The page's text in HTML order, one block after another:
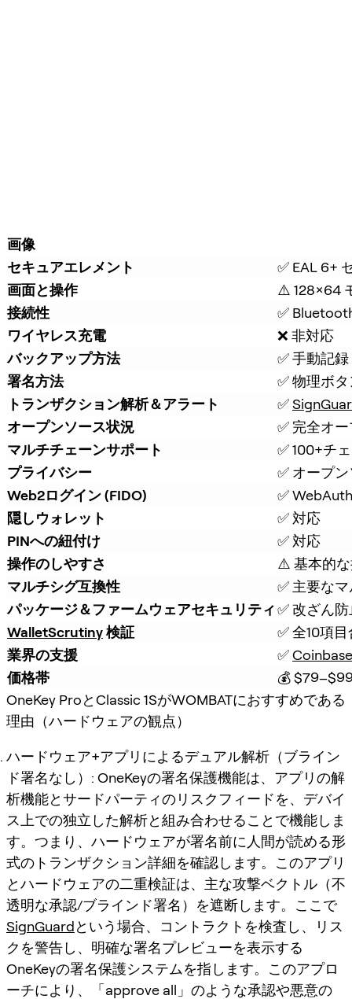
画像
セキュアエレメント
✅ EAL 6+
画面と操作
⚠️ 128×64
接続性
✅
ワイヤレス充電
❌ 非対応
バックアップ方法
✅ 手動記
署名方法
✅ 物理ボ
トランザクション解析＆アラート
✅
オープンソース状況
✅ 完全オ
マルチチェーンサポート
✅ 100+チ
プライバシー
✅ オープ
Web2ログイン (FIDO)
✅
隠しウォレット
✅ 対応
PINへの紐付け
✅ 対応
操作のしやすさ
⚠️ 基本的
マルチシグ互換性
✅ 主要な
パッケージ＆ファームウェアセキュリティ✅ 改ざん
WalletScrutiny 検証
✅ 全10項
業界の支援
✅ Coinbase
価格帯
💰
OneKey ProとClassic 1SがWOMBATにおすすめである
理由（ハードウェアの観点）
ハードウェア+アプリによるデュアル解析（ブライン
ド署名なし） : OneKeyの署名保護機能は、アプリの解
析機能とサードパーティのリスクフィードを、デバイ
ス上での独立した解析と組み合わせることで機能しま
す。つまり、ハードウェアが署名前に人間が読める形
式のトランザクション詳細を確認します。このアプリ
とハードウェアの二重検証は、主な攻撃ベクトル（不
透明な承認/ブラインド署名）を遮断します。ここで
SignGuardという場合、コントラクトを検査し、リス
クを警告し、明確な署名プレビューを表示する
OneKeyの署名保護システムを指します。このアプロ
ーチにより、「approve all」のような承認や悪意の